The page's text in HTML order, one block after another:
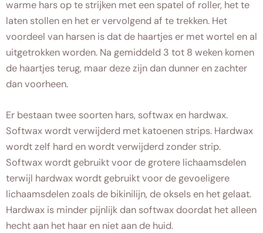
warme hars op te strijken met een spatel of roller, het te
laten stollen en het er vervolgend af te trekken. Het
voordeel van harsen is dat de haartjes er met wortel en al
uitgetrokken worden. Na gemiddeld 3 tot 8 weken komen
de haartjes terug, maar deze zijn dan dunner en zachter
dan voorheen.
Er bestaan twee soorten hars, softwax en hardwax.
Softwax wordt verwijderd met katoenen strips. Hardwax
wordt zelf hard en wordt verwijderd zonder strip.
Softwax wordt gebruikt voor de grotere lichaamsdelen
terwijl hardwax wordt gebruikt voor de gevoeligere
lichaamsdelen zoals de bikinilijn, de oksels en het gelaat.
Hardwax is minder pijnlijk dan softwax doordat het alleen
hecht aan het haar en niet aan de huid.